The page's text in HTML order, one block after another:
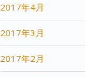
2017年4月
2017年3月
2017年2月